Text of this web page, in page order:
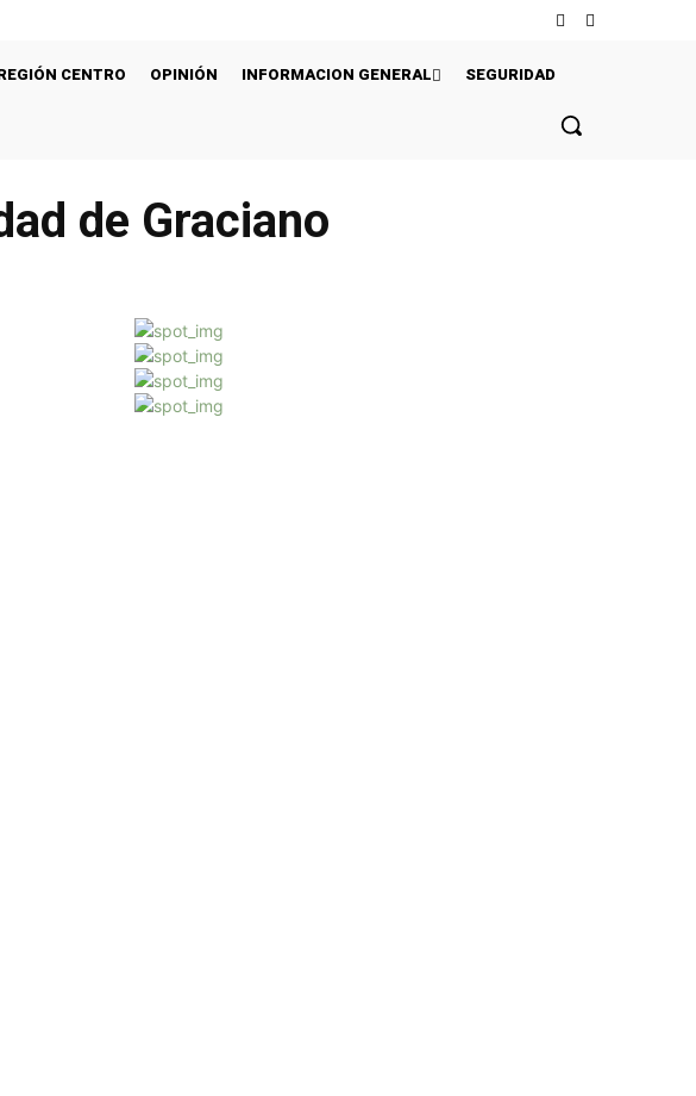
CENTRO OPINIÓN INFORMACION GENERAL SEGURIDAD
de Graciano